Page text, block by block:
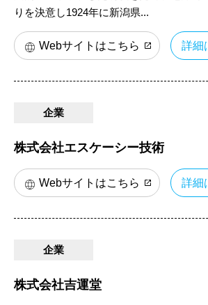
りを決意し1924年に新潟県...
Webサイトはこちら 詳細
企業
株式会社エスケーシー技術
Webサイトはこちら 詳細
企業
株式会社吉運堂